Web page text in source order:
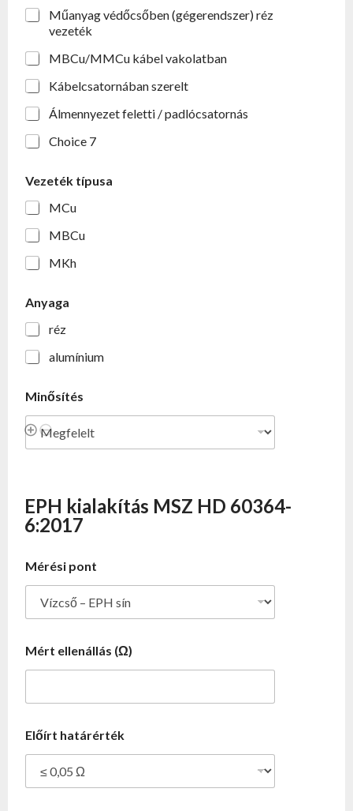
Műanyag védőcsőben (gégerendszer) réz
vezeték
MBCu/MMCu kábel vakolatban
Kábelcsatornában szerelt
Álmennyezet feletti / padlócsatornás
Choice 7
Vezeték típusa
MCu
MBCu
MKh
Anyaga
réz
alumínium
Minősítés
EPH kialakítás MSZ HD 60364-
6:2017
Mérési pont
Mért ellenállás (Ω)
Előírt határérték